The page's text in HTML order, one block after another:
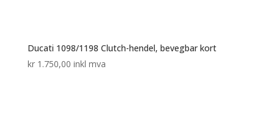
Ducati 1098/1198 Clutch-hendel, bevegbar kort
kr1.750,00 inkl mva